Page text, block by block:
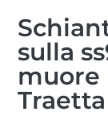
sulla
muore
Traetta